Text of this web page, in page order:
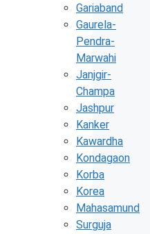
Gariaband
Gaurela-
Pendra-
Marwahi
Janjgir-
Champa
Jashpur
Kanker
Kawardha
Kondagaon
Korba
Korea
Mahasamund
Surguja